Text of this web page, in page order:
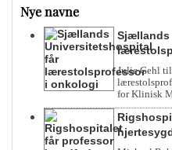
Nye navne
Sjællands
Julie Gehl
for Klinisk